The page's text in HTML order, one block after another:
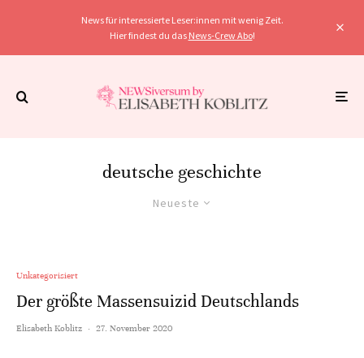
News für interessierte Leser:innen mit wenig Zeit.
Hier findest du das News-Crew Abo!
deutsche geschichte
Neueste
Unkategorisiert
Der größte Massensuizid Deutschlands
Elisabeth Koblitz · 27. November 2020